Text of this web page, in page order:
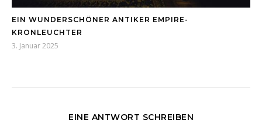
EIN WUNDERSCHÖNER ANTIKER EMPIRE-
KRONLEUCHTER
3. Januar 2025
EINE ANTWORT SCHREIBEN